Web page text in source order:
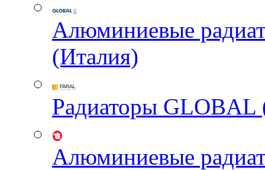
Алюминиевые
(Италия)
Радиаторы GLOBAL
Алюминиевые